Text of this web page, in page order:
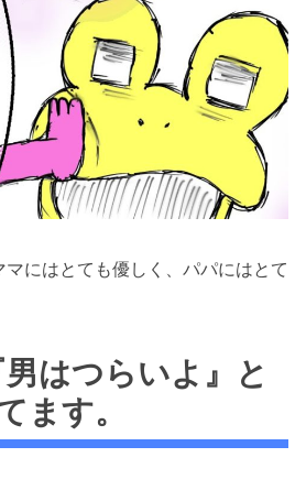
にはとても優しく、パパにはとて
男はつらいよ』 と
ます。